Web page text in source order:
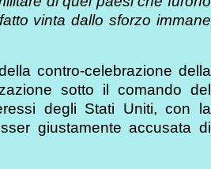
vinta dallo sforzo immane
contro-celebrazione della
sotto il comando del
degli Stati Uniti, con la
giustamente accusata di